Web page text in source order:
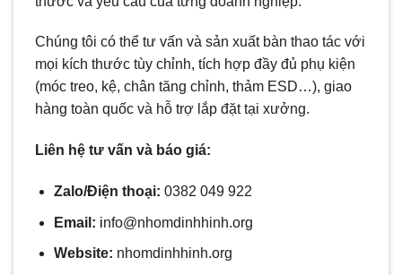
Chúng tôi có thể tư vấn và sản xuất bàn thao tác với
mọi kích thước tùy chỉnh, tích hợp đầy đủ phụ kiện
(móc treo, kệ, chân tăng chỉnh, thảm ESD…), giao
hàng toàn quốc và hỗ trợ lắp đặt tại xưởng.
Liên hệ tư vấn và báo giá:
Zalo/Điện thoại: 0382 049 922
Email: info@nhomdinhhinh.org
Website: nhomdinhhinh.org